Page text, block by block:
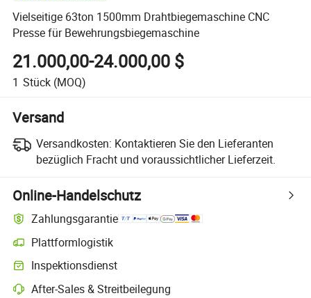
Vielseitige 63ton 1500mm Drahtbiegemaschine CNC
Presse für Bewehrungsbiegemaschine
21.000,00-24.000,00 $
1 Stück (MOQ)
Versand
Versandkosten: Kontaktieren Sie den Lieferanten
bezüglich Fracht und voraussichtlicher Lieferzeit.
Online-Handelschutz
Zahlungsgarantie
Plattformlogistik
Inspektionsdienst
After-Sales & Streitbeilegung